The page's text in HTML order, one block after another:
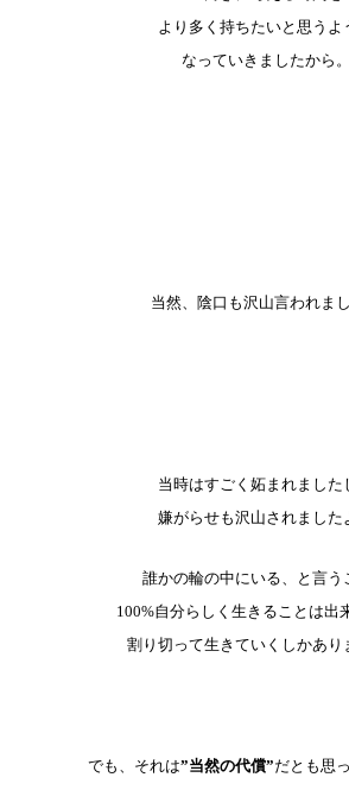
より多く持ちたいと思うよ
なっていきましたから。
当然、陰口も沢山言われまし
当時はすごく妬まれました
嫌がらせも沢山されました
誰かの輪の中にいる、と言う
100%自分らしく生きることは出
割り切って生きていくしかあり
でも、それは”当然の代償”だとも思